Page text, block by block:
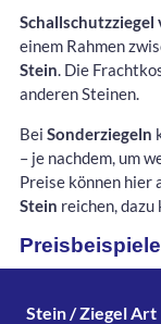
einem Rahmen
Stein. Die
anderen Steinen.
Bei Sonderziegeln
– je nachdem, um
Preise können hier
Stein reichen,
Stein / Ziegel Art